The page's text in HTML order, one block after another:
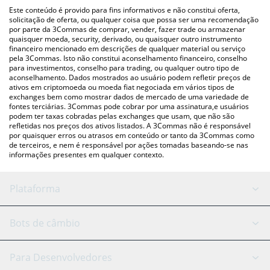
acima para verificar o último preço de MonaCoin nas principais
moedas fiat e criptográficas.
Este conteúdo é provido para fins informativos e não constitui oferta,
solicitação de oferta, ou qualquer coisa que possa ser uma recomendação
por parte da 3Commas de comprar, vender, fazer trade ou armazenar
quaisquer moeda, security, derivado, ou quaisquer outro instrumento
financeiro mencionado em descrições de qualquer material ou serviço
pela 3Commas. Isto não constitui aconselhamento financeiro, conselho
para investimentos, conselho para trading, ou qualquer outro tipo de
aconselhamento. Dados mostrados ao usuário podem refletir preços de
ativos em criptomoeda ou moeda fiat negociada em vários tipos de
exchanges bem como mostrar dados de mercado de uma variedade de
fontes terciárias. 3Commas pode cobrar por uma assinatura,e usuários
podem ter taxas cobradas pelas exchanges que usam, que não são
refletidas nos preços dos ativos listados. A 3Commas não é responsável
por quaisquer erros ou atrasos em conteúdo or tanto da 3Commas como
de terceiros, e nem é responsável por ações tomadas baseando-se nas
informações presentes em qualquer contexto.
Plataforma
Bot GRID
Bots de câmbio
Binance
Para Desenvolvedores